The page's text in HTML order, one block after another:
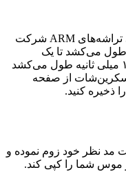
ARM شرکت
۱۷ میلی ثانیه طول می‌کشد تا یک
اسکرین‌شات از صفحه بگیرد و حدود ۱۶۵ میلی ثانیه طول می‌کشد
اسکرین‌شات از صفحه
ذخیره کنید.
مد نظر خود زوم نموده و